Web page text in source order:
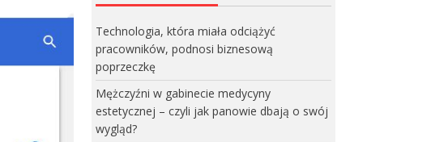
Technologia, która miała odciążyć
pracowników, podnosi biznesową
poprzeczkę
Mężczyźni w gabinecie medycyny
estetycznej – czyli jak panowie dbają o swój
wygląd?